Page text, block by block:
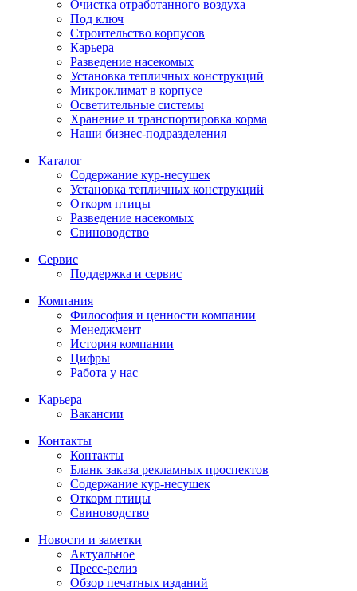
Очистка отработанного воздуха
Под ключ
Строительство корпусов
Карьера
Разведение насекомых
Установка тепличных конструкций
Микроклимат в корпусе
Осветительные системы
Хранение и транспортировка корма
Наши бизнес-подразделения
Каталог
Содержание кур-несушек
Установка тепличных конструкций
Откорм птицы
Разведение насекомых
Свиноводство
Сервис
Поддержка и сервис
Компания
Философия и ценности компании
Менеджмент
История компании
Цифры
Работа у нас
Карьера
Вакансии
Контакты
Контакты
Бланк заказа рекламных проспектов
Содержание кур-несушек
Откорм птицы
Свиноводство
Новости и заметки
Актуальное
Пресс-релиз
Обзор печатных изданий